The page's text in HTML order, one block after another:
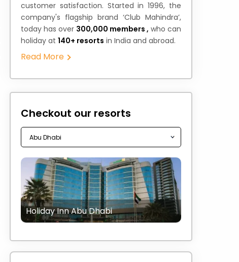
customer satisfaction. Started in 1996, the
company's flagship brand ‘Club Mahindra’,
today has over 300,000 members , who can
holiday at 140+ resorts in India and abroad.
Read More
Checkout our resorts
Holiday Inn Abu Dhabi